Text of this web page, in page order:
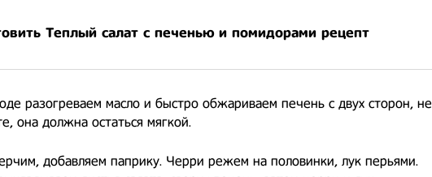
Теплый салат с печенью и помидорами рецепт
разогреваем масло и быстро обжариваем печень с двух сторон, не
она должна остаться мягкой.
добавляем паприку. Черри режем на половинки, лук перьями.